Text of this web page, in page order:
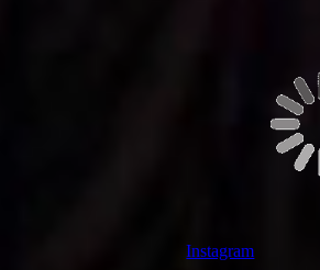
Instagram